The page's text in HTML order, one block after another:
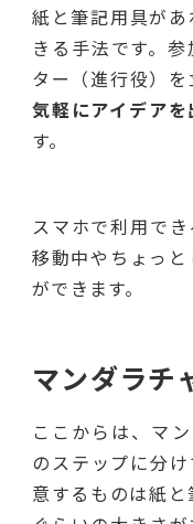
紙と筆記用具が
きる手法です。
ター（進行役）を
気軽にアイデアを
す。
スマホで利用でき
移動中やちょっ
ができます。
マンダラチ
ここからは、マ
のステップに分
意するものは紙